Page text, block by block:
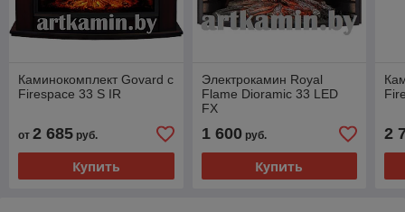
Каминокомплект Govard с
Firespace 33 S IR
от 2 685 руб.
Купить
Электрокамин Royal
Flame Dioramic 33 LED
FX
1 600руб.
Купить
2